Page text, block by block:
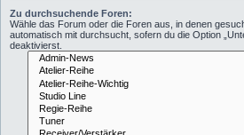
Zu durchsuchende Foren:
Wähle das Forum oder die Foren aus, in denen
automatisch mit durchsucht, sofern du die Option
deaktivierst.